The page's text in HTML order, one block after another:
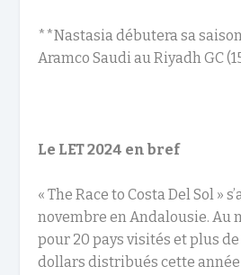
**Nastasia débutera sa
Aramco Saudi au Riyadh GC
Le LET 2024 en bref
« The Race to Costa Del Sol »
novembre en Andalousie. Au
pour 20 pays visités et plus
dollars distribués cette année